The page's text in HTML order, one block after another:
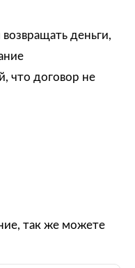
деньги,
что договор не
так же можете